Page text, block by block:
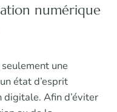
numérique
une
état d’esprit
Afin d’éviter